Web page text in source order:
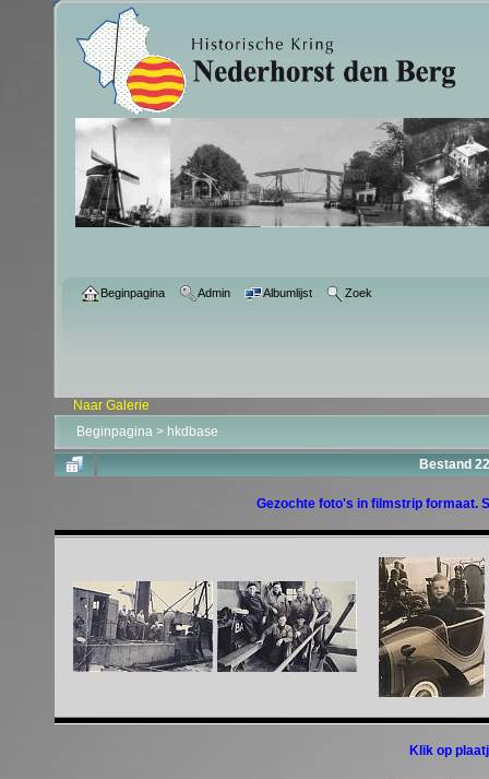
Beginpagina Admin Albumlijst Zoek
Naar Galerie
Beginpagina > hkdbase
Bestand
Gezochte foto's in filmstrip formaat.
Klik op